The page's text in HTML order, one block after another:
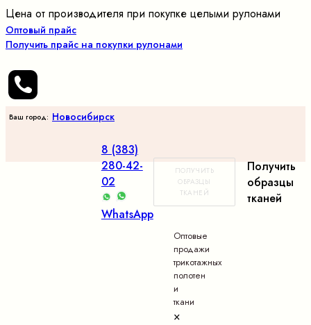
Цена от производителя при покупке целыми рулонами
Оптовый прайс
Получить прайс на покупки рулонами
Ваш город: Новосибирск
8 (383)
280-42-
02
WhatsApp
ПОЛУЧИТЬ
ОБРАЗЦЫ
ТКАНЕЙ
Получить
образцы
тканей
Оптовые
продажи
трикотажных
полотен
и
ткани
×